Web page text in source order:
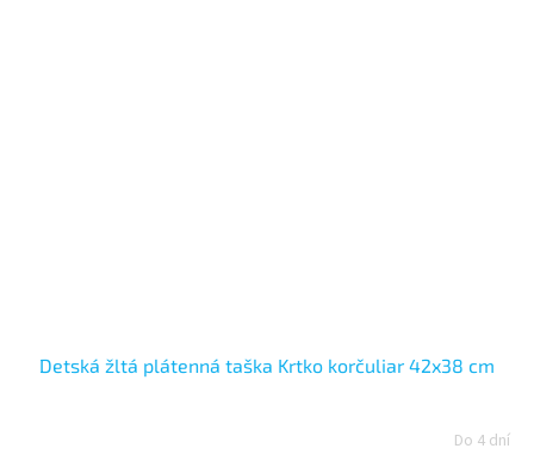
Detská žltá plátenná taška Krtko korčuliar 42x38 cm
Do 4 dní